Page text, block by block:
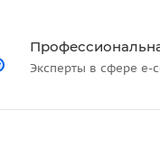
Эксперты в сфере e-